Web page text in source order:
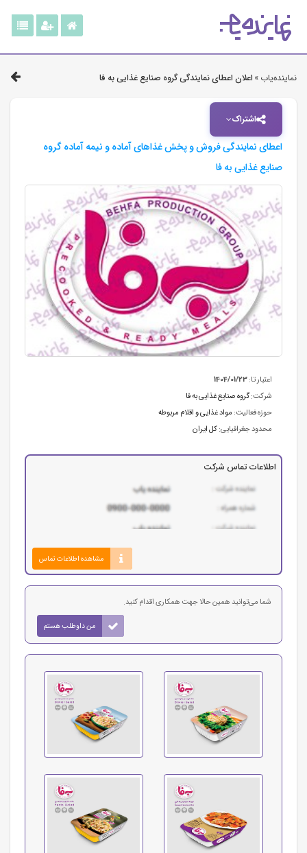
نماینده‌یاب » اعلان اعطای نمایندگی گروه صنایع غذایی به فا
اشتراک
اعطای نمایندگی فروش و پخش غذاهای آماده و نیمه آماده گروه
صنایع غذایی به فا
اعتبار تا:1404/01/23
شرکت:گروه صنایع غذایی به فا
حوزه فعالیت: مواد غذایی و اقلام مربوطه
محدود جغرافیایی:کل ایران
اطلاعات تماس شرکت
مشاهده اطلاعات تماس
شما می‌توانید همین حالا جهت همکاری اقدام کنید.
من داوطلب هستم